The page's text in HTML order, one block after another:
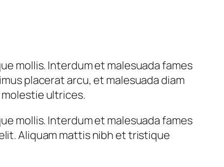
mollis. Interdum et malesuada fames
placerat arcu, et malesuada diam
ultrices.
mollis. Interdum et malesuada fames
Aliquam mattis nibh et tristique